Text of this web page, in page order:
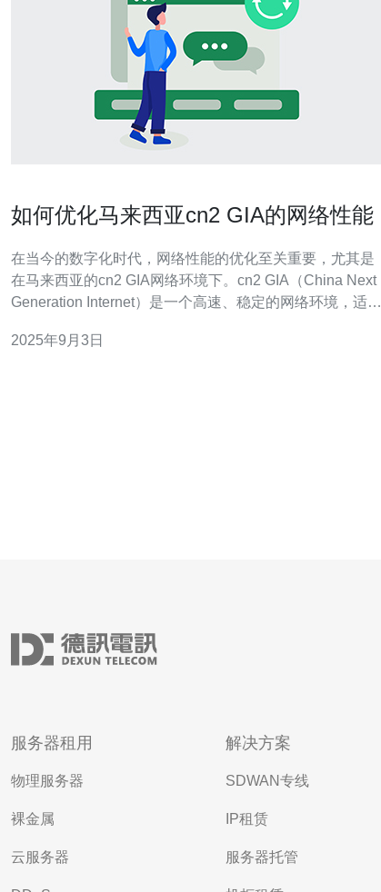
如何优化马来西亚cn2 GIA的网络性能
在当今的数字化时代，网络性能的优化至关重要，尤其是
在马来西亚的cn2 GIA网络环境下。cn2 GIA（China Next
Generation Internet）是一个高速、稳定的网络环境，适合
好地利用这一网络性能？本文将从多个方面进行探讨。 首
2025年9月3日
服务器租用
物理服务器
裸金属
云服务器
解决方案
SDWAN专线
IP租赁
服务器托管